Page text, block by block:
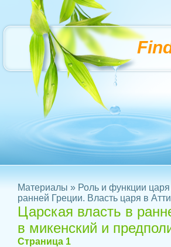
Материалы » Роль и функции
ранней Греции. Власть царя в
Царская власть в
в микенский и
Страница 1